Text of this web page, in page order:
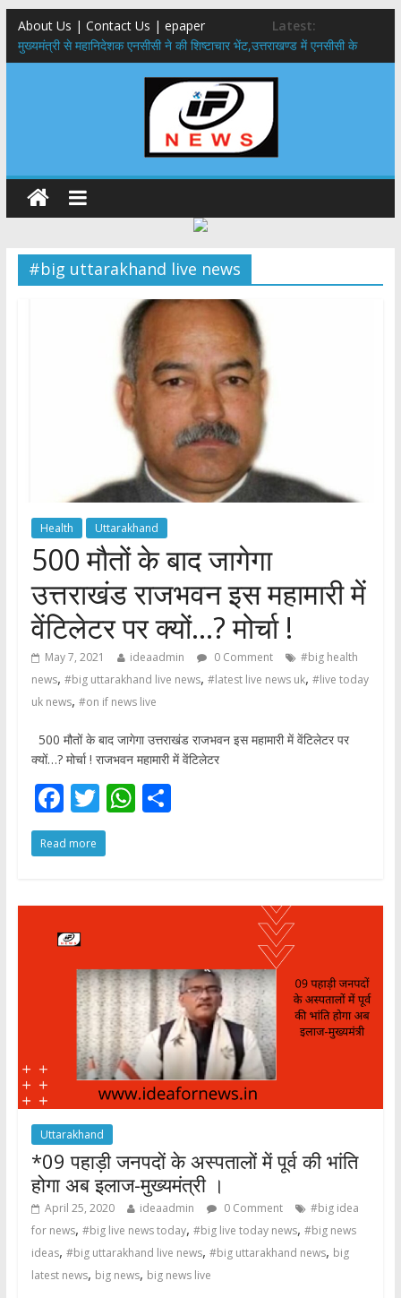
About Us | Contact Us | epaper
Latest:
मुख्यमंत्री से महानिदेशक एनसीसी ने की शिष्टाचार भेंट,उत्तराखण्ड में एनसीसी के
विस्तार एवं आधुनिक आधारभूत संरचना के विकास पर हुई महत्वपूर्ण चर्चा
​धामी कैबिनेट का बड़ा फैसला: पशुपालकों को 60% तक सब्सिडी, गंगा एक्सप्रेसवे का
​हरिद्वार से वीरभद्र (ऋषिकेश) तक निकली BJYM की भव्य कांवड़ यात्रा; तेजस्वी
सूर्या ने की देश व प्रदेशवासियों के कल्याण की कामना
24×7 अलर्ट मोड में रहें अधिकारी-मुख्य सचिव मानसून-एसईओसी से मुख्य सचिव ने
की विस्तृत समीक्षा कहा-बंद सड़कों को शीघ्र खोला जाए, लोगों को न हो दिक्कत
459 करोड़ से एचएनबी गढ़वाल विश्वविद्यालय में अनुसंधान संरचना होगी सुदृढ,उच्च
शिक्षा मंत्री धन सिंह रावत ने नवनियुक्त केन्द्रीय शिक्षा मंत्री से की मुलाकात
#big uttarakhand live news
Health Uttarakhand
500 मौतों के बाद जागेगा
उत्तराखंड राजभवन इस महामारी में
वेंटिलेटर पर क्यों…? मोर्चा !
May 7, 2021 ideaadmin 0 Comment
#big health
news, #big uttarakhand live news, #latest live news uk, #live today
uk news, #on if news live
500 मौतों के बाद जागेगा उत्तराखंड राजभवन इस महामारी में वेंटिलेटर पर
क्यों…? मोर्चा ! राजभवन महामारी में वेंटिलेटर
F
ac
e
o
o
k
T
w
itt
W
A
p
S
Read more
Uttarakhand
*09 पहाड़ी जनपदों के अस्पतालों में पूर्व की भांति
होगा अब इलाज-मुख्यमंत्री ।
April 25, 2020 ideaadmin 0 Comment
#big idea
for news, #big live news today, #big live today news, #big news
ideas, #big uttarakhand live news, #big uttarakhand news, big
latest news, big news, big news live